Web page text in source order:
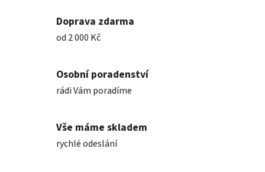
Doprava zdarma
od 2 000 Kč
Osobní poradenství
rádi Vám poradíme
Vše máme skladem
rychlé odeslání